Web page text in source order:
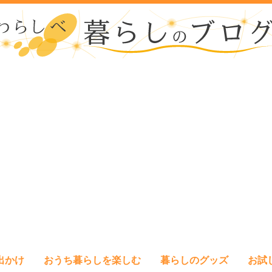
かけ おうち暮らしを楽しむ 暮らしのグッズ お試